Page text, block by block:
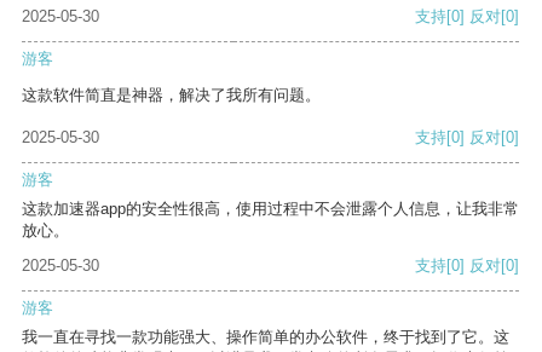
2025-05-30
支持[0] 反对[0]
游客
这款软件简直是神器，解决了我所有问题。
2025-05-30 支持[0] 反对[0]
游客
这款加速器app的安全性很高，使用过程中不会泄露个人信息，让我非常
放心。
2025-05-30
支持[0] 反对[0]
游客
我一直在寻找一款功能强大、操作简单的办公软件，终于找到了它。这